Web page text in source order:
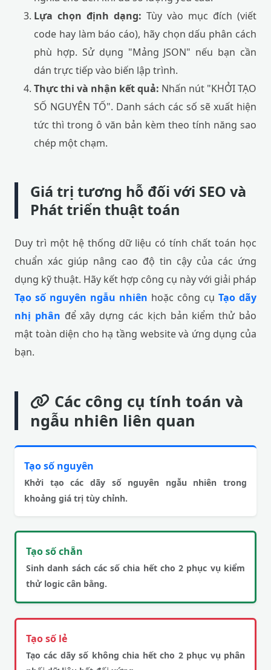
Lựa chọn định dạng: Tùy vào mục đích (viết
code hay làm báo cáo), hãy chọn dấu phân cách
phù hợp. Sử dụng "Mảng JSON" nếu bạn cần
dán trực tiếp vào biến lập trình.
Thực thi và nhận kết quả: Nhấn nút "KHỞI TẠO
SỐ NGUYÊN TỐ". Danh sách các số sẽ xuất hiện
tức thì trong ô văn bản kèm theo tính năng sao
chép một chạm.
Giá trị tương hỗ đối với SEO và
Phát triển thuật toán
Duy trì một hệ thống dữ liệu có tính chất toán học
chuẩn xác giúp nâng cao độ tin cậy của các ứng
dụng kỹ thuật. Hãy kết hợp công cụ này với giải pháp
Tạo số nguyên ngẫu nhiên hoặc công cụ Tạo dãy
nhị phân để xây dựng các kịch bản kiểm thử bảo
mật toàn diện cho hạ tầng website và ứng dụng của
bạn.
Các công cụ tính toán và
ngẫu nhiên liên quan
Tạo số nguyên
Khởi tạo các dãy số nguyên ngẫu nhiên trong
khoảng giá trị tùy chỉnh.
Tạo số chẵn
Sinh danh sách các số chia hết cho 2 phục vụ kiểm
thử logic cân bằng.
Tạo số lẻ
Tạo các dãy số không chia hết cho 2 phục vụ phân